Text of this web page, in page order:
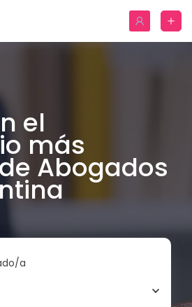
el
más
Abogados
a